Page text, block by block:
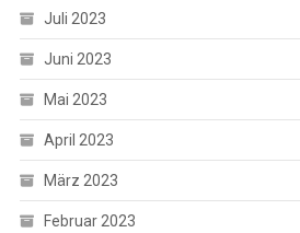
Juli 2023
Juni 2023
Mai 2023
April 2023
März 2023
Februar 2023